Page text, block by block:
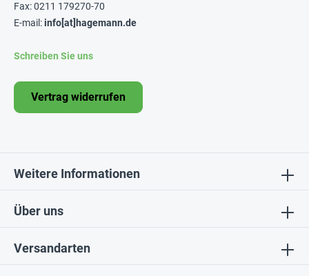
Über uns
Fax: 0211 179270-70
E-mail:info[at]hagemann.de
Schreiben Sie uns
Vertrag widerrufen
Weitere Informationen
Versandarten